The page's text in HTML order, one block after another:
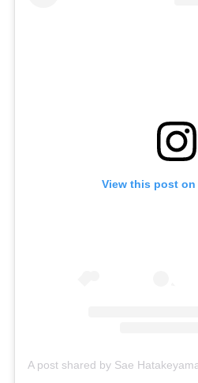
View this post on